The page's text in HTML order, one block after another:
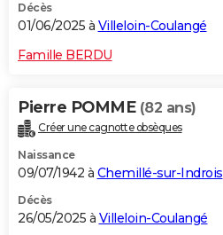
Décès
01/06/2025 à Villeloin-Coulangé
Famille BERDU
Pierre POMME (82 ans)
Créer une cagnotte obsèques
Naissance
09/07/1942 à Chemillé-sur-Indrois
Décès
26/05/2025 à Villeloin-Coulangé